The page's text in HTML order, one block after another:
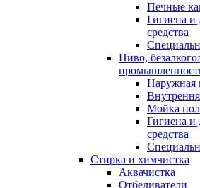
Печные
Гигиена
средства
Пиво,
Наружная
Мойка
Гигиена
средства
Стирка и химчистка
Аквачистка
Отбеливатели